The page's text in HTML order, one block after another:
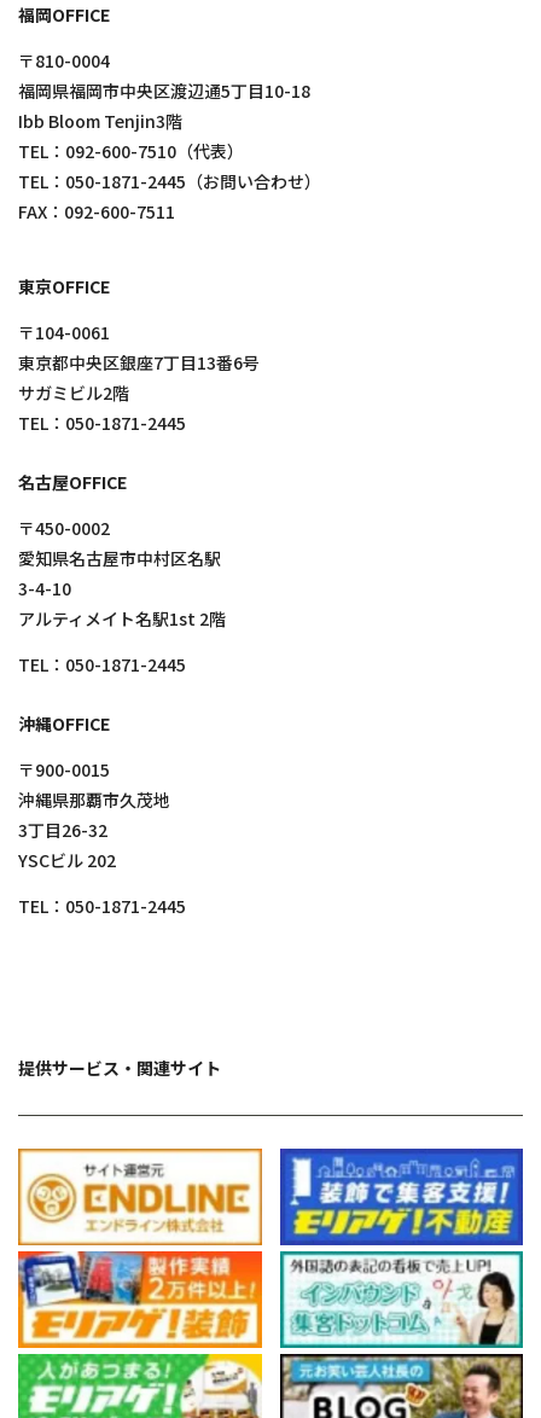
福岡OFFICE
〒810-0004
福岡県福岡市中央区渡辺通5丁目10-18
Ibb Bloom Tenjin3階
TEL： 092-600-7510 （代表）
TEL： 050-1871-2445 （お問い合わせ）
FAX：092-600-7511
東京OFFICE
〒104-0061
東京都中央区銀座7丁目13番6号
サガミビル2階
TEL： 050-1871-2445
名古屋OFFICE
〒450-0002
愛知県名古屋市中村区名駅
3-4-10
アルティメイト名駅1st 2階
TEL： 050-1871-2445
沖縄OFFICE
〒900-0015
沖縄県那覇市久茂地
3丁目26-32
YSCビル 202
TEL： 050-1871-2445
提供サービス・関連サイト